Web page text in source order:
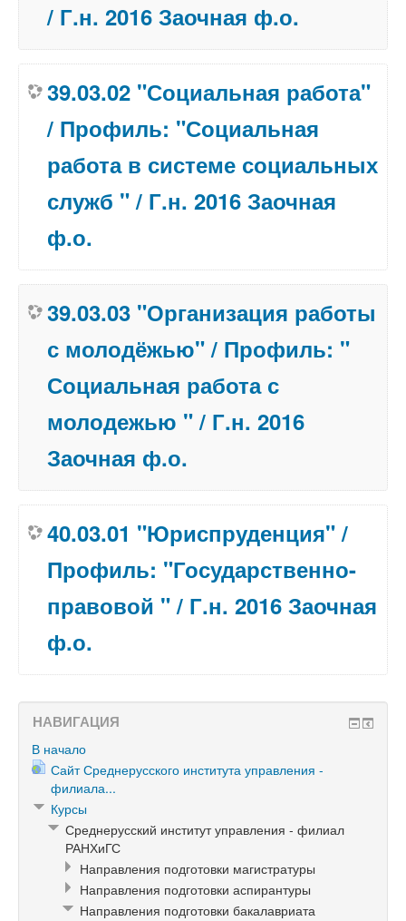
/ Г.н. 2016 Заочная ф.о.
39.03.02 "Социальная работа"
/ Профиль: "Социальная
работа в системе социальных
служб " / Г.н. 2016 Заочная
ф.о.
39.03.03 "Организация работы
с молодёжью" / Профиль: "
Социальная работа с
молодежью " / Г.н. 2016
Заочная ф.о.
40.03.01 "Юриспруденция" /
Профиль: "Государственно-
правовой " / Г.н. 2016 Заочная
ф.о.
НАВИГАЦИЯ
В начало
Сайт Среднерусского института управления -
филиала...
Курсы
Среднерусский институт управления - филиал
РАНХиГС
Направления подготовки магистратуры
Направления подготовки аспирантуры
Направления подготовки бакалавриата